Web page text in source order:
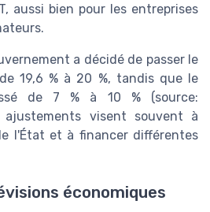
aussi bien pour les entreprises
a décidé de passer le
19,6 % à 20 %, tandis que le
de 7 % à 10 % (source:
ajustements visent souvent à
l'État et à financer différentes
économiques